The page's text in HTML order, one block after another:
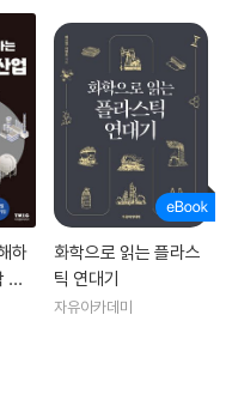
하
산
화학으로 읽는 플라스
틱 연대기
자유아카데미